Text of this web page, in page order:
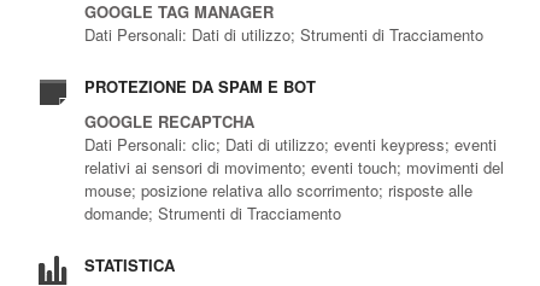
GOOGLE TAG MANAGER
Dati Personali: Dati di utilizzo; Strumenti di Tracciamento
PROTEZIONE DA SPAM E BOT
GOOGLE RECAPTCHA
Dati Personali: clic; Dati di utilizzo; eventi keypress; eventi
relativi ai sensori di movimento; eventi touch; movimenti del
mouse; posizione relativa allo scorrimento; risposte alle
domande; Strumenti di Tracciamento
STATISTICA